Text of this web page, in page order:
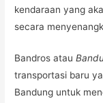
kendaraan yang
secara
Bandros atau
transportasi baru
Bandung untuk